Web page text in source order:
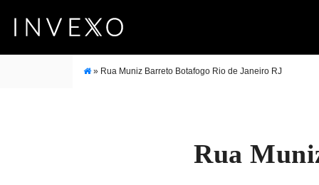
» Rua Muniz Barreto Botafogo Rio de Janeiro RJ
Rua